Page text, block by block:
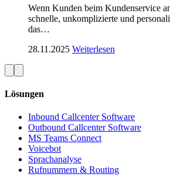
Wenn Kunden beim Kundenservice
schnelle, unkomplizierte und
das…
28.11.2025 Weiterlesen
Lösungen
Inbound Callcenter Software
Outbound Callcenter Software
MS Teams Connect
Voicebot
Sprachanalyse
Rufnummern & Routing